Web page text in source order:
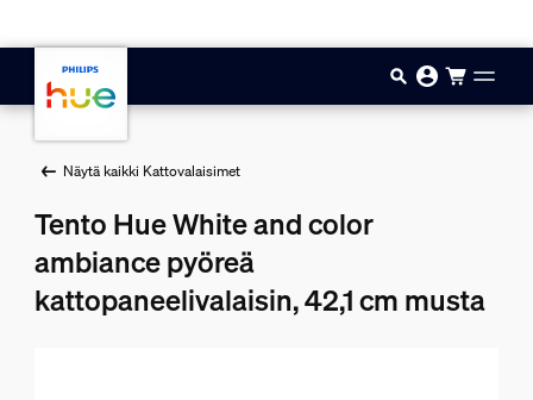
Näytä kaikki Kattovalaisimet
Tento Hue White and color
ambiance pyöreä
kattopaneelivalaisin, 42,1 cm musta